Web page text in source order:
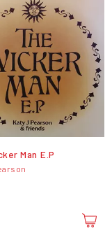
Man E.P